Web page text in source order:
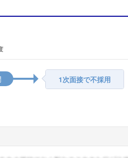
1次面接で不採用